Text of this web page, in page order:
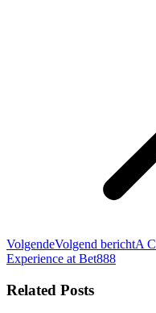
VolgendeVolgend berichtA
Experience at Bet888
Related Posts